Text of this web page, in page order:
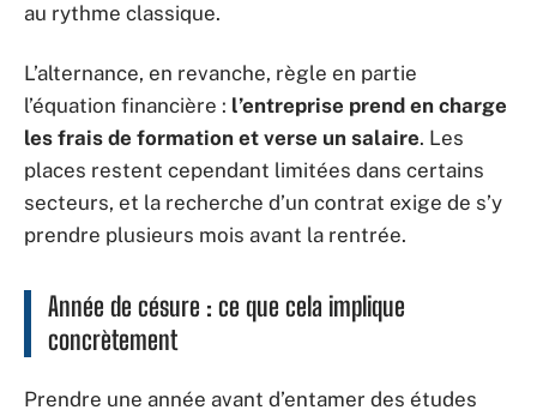
au rythme classique.
L’alternance, en revanche, règle en partie
l’équation financière : l’entreprise prend en charge
les frais de formation et verse un salaire. Les
places restent cependant limitées dans certains
secteurs, et la recherche d’un contrat exige de s’y
prendre plusieurs mois avant la rentrée.
Année de césure : ce que cela implique
concrètement
Prendre une année avant d’entamer des études